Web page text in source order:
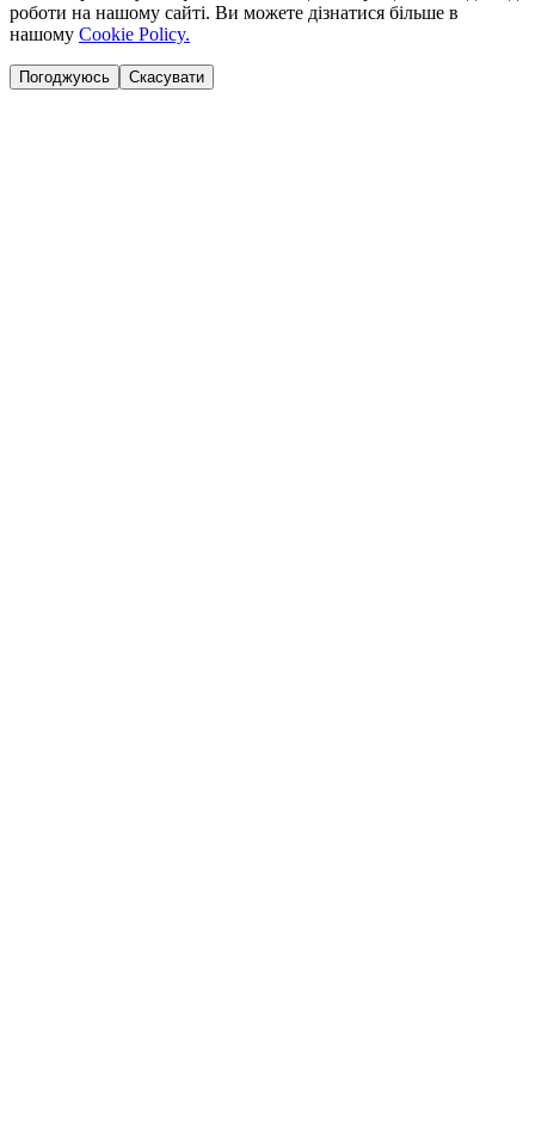
роботи на нашому сайті. Ви можете дізнатися більше в
нашому Cookie Policy.
Погоджуюсь Скасувати